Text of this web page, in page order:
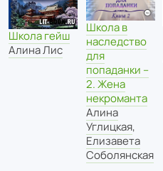
Школа гейш
Алина Лис
Школа в
наследство
для
попаданки –
2. Жена
некроманта
Алина
Углицкая,
Елизавета
Соболянская